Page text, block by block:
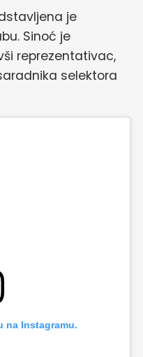
je
Sinoć je
reprezentativac,
selektora
na Instagramu.